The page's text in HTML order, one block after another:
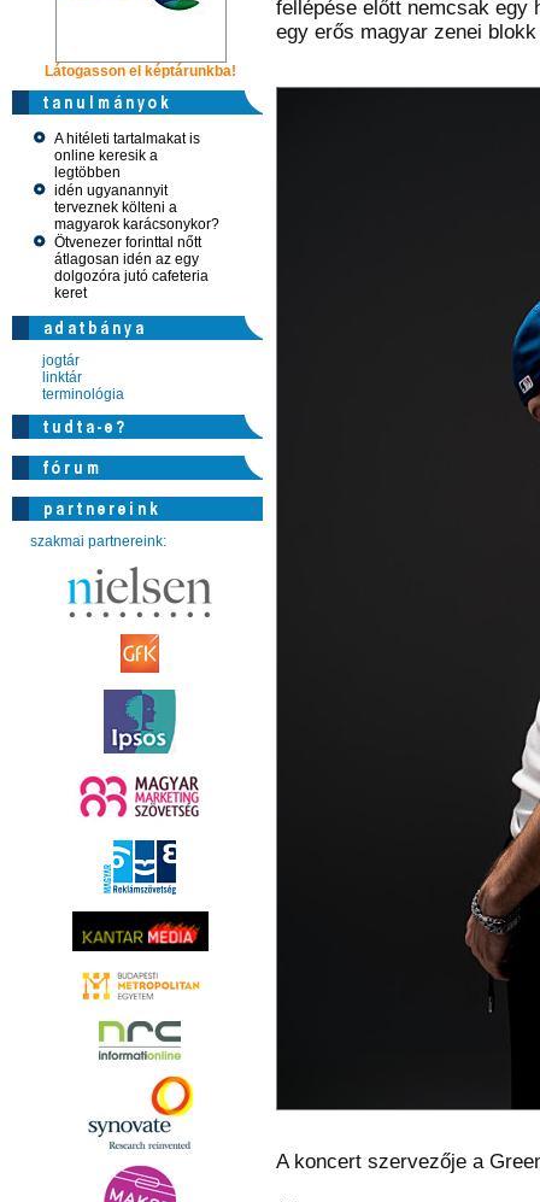
Látogasson el képtárunkba!
A hitéleti tartalmakat is
online keresik a
legtöbben
idén ugyanannyit
terveznek költeni a
magyarok karácsonykor?
Ötvenezer forinttal nőtt
átlagosan idén az egy
dolgozóra jutó cafeteria
keret
jogtár
linktár
terminológia
szakmai partnereink:
fellépése előtt nemcsak egy
egy erős magyar zenei
A koncert szervezője a